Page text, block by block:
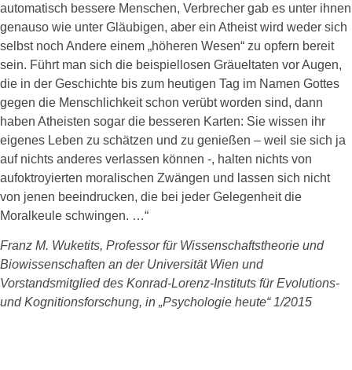
automatisch bessere Menschen, Verbrecher gab es unter ihnen
genauso wie unter Gläubigen, aber ein Atheist wird weder sich
selbst noch Andere einem „höheren Wesen“ zu opfern bereit
sein. Führt man sich die beispiellosen Gräueltaten vor Augen,
die in der Geschichte bis zum heutigen Tag im Namen Gottes
gegen die Menschlichkeit schon verübt worden sind, dann
haben Atheisten sogar die besseren Karten: Sie wissen ihr
eigenes Leben zu schätzen und zu genießen – weil sie sich ja
auf nichts anderes verlassen können -, halten nichts von
aufoktroyierten moralischen Zwängen und lassen sich nicht
von jenen beeindrucken, die bei jeder Gelegenheit die
Moralkeule schwingen. …“
Franz M. Wuketits, Professor für Wissenschaftstheorie und
Biowissenschaften an der Universität Wien und
Vorstandsmitglied des Konrad-Lorenz-Instituts für Evolutions-
und Kognitionsforschung, in „Psychologie heute“ 1/2015